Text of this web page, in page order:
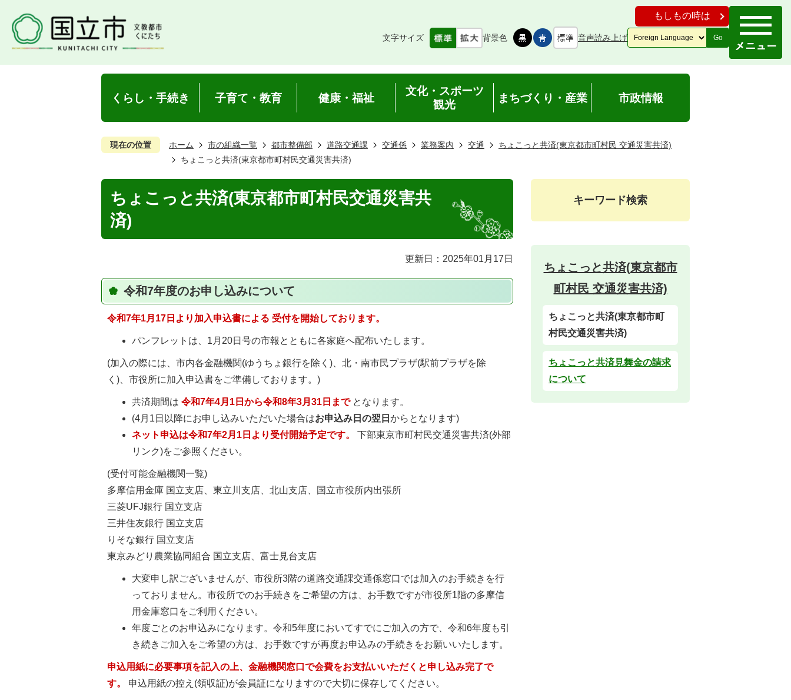
もしもの時は
文字サイズ 背景色 音声読み上げ Go
くらし・手続き 子育て・教育 健康・福祉
文化・スポーツ
観光
まちづくり・産業 市政情報
現在の位置 ホーム 市の組織一覧 都市整備部 道路交通課 交通係 業務案内 交通
ちょこっと共済(東京都市町村民 交通災害共済)
ちょこっと共済(東京都市町村民交通災害共済)
ちょこっと共済(東京都市町村民交通災害共
済)
更新日：2025年01月17日
令和7年度のお申し込みについて
令和7年1月17日より加入申込書による 受付を開始しております。
パンフレットは、1月20日号の市報とともに各家庭へ配布いたします。
(加入の際には、市内各金融機関(ゆうちょ銀行を除く)、北・南市民プラザ(駅前プラザを除
く)、市役所に加入申込書をご準備しております。)
共済期間は令和7年4月1日から令和8年3月31日までとなります。
(4月1日以降にお申し込みいただいた場合はお申込み日の翌日からとなります)
ネット申込は令和7年2月1日より受付開始予定です。
下部東京市町村民交通災害共済(外部
リンク)をご参照ください。
(受付可能金融機関一覧)
多摩信用金庫 国立支店、東立川支店、北山支店、国立市役所内出張所
三菱UFJ銀行 国立支店
三井住友銀行 国立支店
りそな銀行 国立支店
東京みどり農業協同組合 国立支店、富士見台支店
大変申し訳ございませんが、市役所3階の道路交通課交通係窓口では加入のお手続きを行
っておりません。市役所でのお手続きをご希望の方は、お手数ですが市役所1階の多摩信
用金庫窓口をご利用ください。
年度ごとのお申込みになります。令和5年度においてすでにご加入の方で、令和6年度も引
き続きご加入をご希望の方は、お手数ですが再度お申込みの手続きをお願いいたします。
申込用紙に必要事項を記入の上、金融機関窓口で会費をお支払いいただくと申し込み完了で
す。
申込用紙の控え(領収証)が会員証になりますので大切に保存してください。
キーワード検索
ちょこっと共済(東京都市
町村民 交通災害共済)
ちょこっと共済(東京都市町
村民交通災害共済)
ちょこっと共済見舞金の請求
について